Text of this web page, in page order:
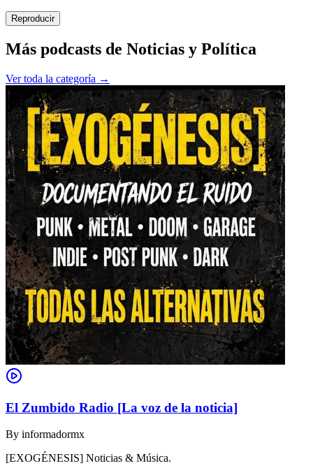
Reproducir
Más podcasts de Noticias y Política
Ver toda la categoría →
El Zumbido Radio [La voz de la noticia]
By informadormx
[EXOGÉNESIS] Noticias & Música.